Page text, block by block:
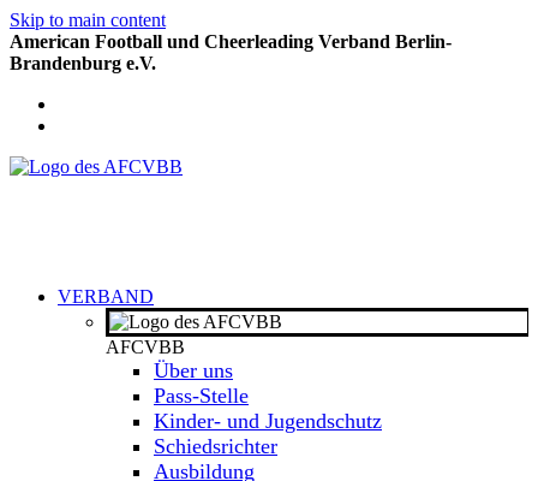
Skip to main content
American Football und Cheerleading Verband Berlin-
Brandenburg e.V.
VERBAND
AFCVBB
Über uns
Pass-Stelle
Kinder- und Jugendschutz
Schiedsrichter
Ausbildung